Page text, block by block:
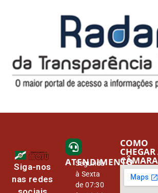
Siga-nos
nas redes
ATENDIMENTO
Segunda
à Sexta
de 07:30
COMO
CHEGAR
CÂMARA